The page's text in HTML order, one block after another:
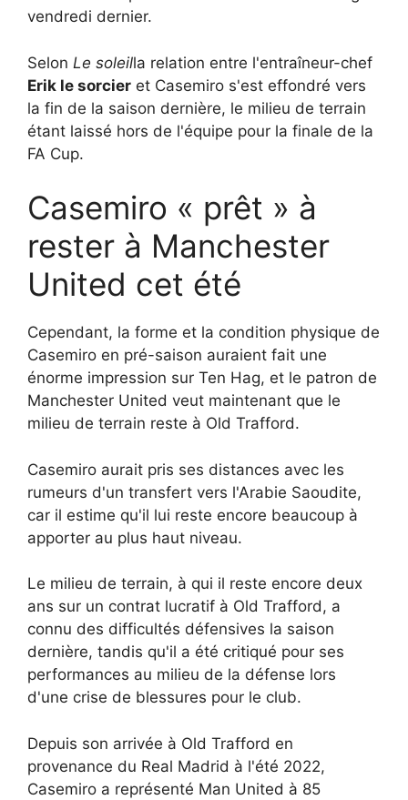
vendredi dernier.
Selon Le soleilla relation entre l'entraîneur-chef
Erik le sorcier et Casemiro s'est effondré vers
la fin de la saison dernière, le milieu de terrain
étant laissé hors de l'équipe pour la finale de la
FA Cup.
Casemiro « prêt » à
rester à Manchester
United cet été
Cependant, la forme et la condition physique de
Casemiro en pré-saison auraient fait une
énorme impression sur Ten Hag, et le patron de
Manchester United veut maintenant que le
milieu de terrain reste à Old Trafford.
Casemiro aurait pris ses distances avec les
rumeurs d'un transfert vers l'Arabie Saoudite,
car il estime qu'il lui reste encore beaucoup à
apporter au plus haut niveau.
Le milieu de terrain, à qui il reste encore deux
ans sur un contrat lucratif à Old Trafford, a
connu des difficultés défensives la saison
dernière, tandis qu'il a été critiqué pour ses
performances au milieu de la défense lors
d'une crise de blessures pour le club.
Depuis son arrivée à Old Trafford en
provenance du Real Madrid à l'été 2022,
Casemiro a représenté Man United à 85